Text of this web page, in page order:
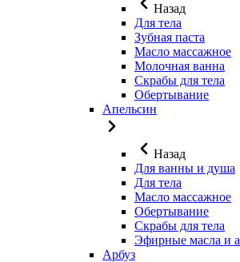
Назад
Для тела
Зубная паста
Масло массажное
Молочная ванна
Скрабы для тела
Обертывание
Апельсин
Назад
Для ванны и душа
Для тела
Масло массажное
Обертывание
Скрабы для тела
Эфирные масла и
Арбуз